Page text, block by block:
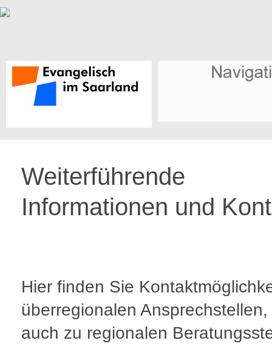
Weiterführende
Informationen und
Hier finden Sie
überregionalen
auch zu regionalen